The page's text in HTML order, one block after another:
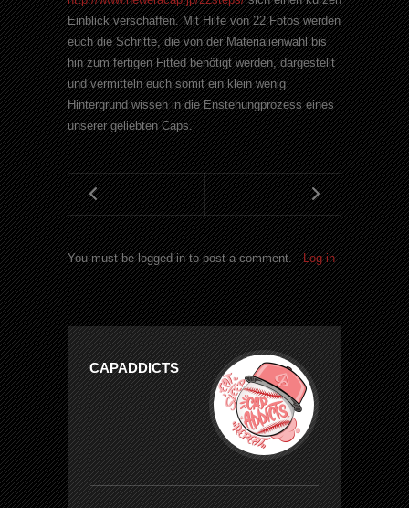
Einblick verschaffen. Mit Hilfe von 22 Fotos werden
euch die Schritte, die von der Materialienwahl bis
hin zum fertigen Fitted benötigt werden, dargestellt
und vermitteln euch somit ein klein wenig
Hintergrund wissen in die Enstehungprozess eines
unserer geliebten Caps.
You must be logged in to post a comment. -Log in
CAPADDICTS